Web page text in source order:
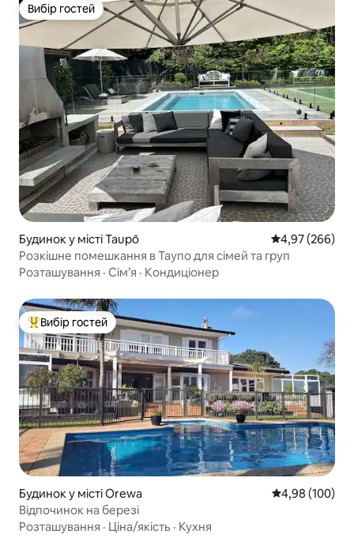
Вибір гостей
Вибір гостей
Будинок у місті Taupō Середня
4,97 (266)
Розкішне помешкання в Таупо для сімей та груп
Розташування · Сім’я · Кондиціонер
Топ вибір гостей
Вибір гостей
Будинок у місті Orewa Середня
4,98 (100)
Відпочинок на березі
Розташування · Ціна/якість · Кухня